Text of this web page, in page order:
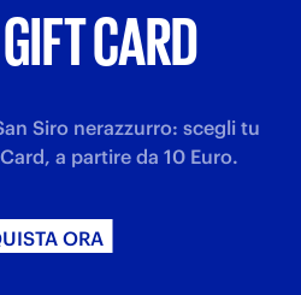
CARD
Siro nerazzurro: scegli tu
a partire da 10 Euro.
ORA